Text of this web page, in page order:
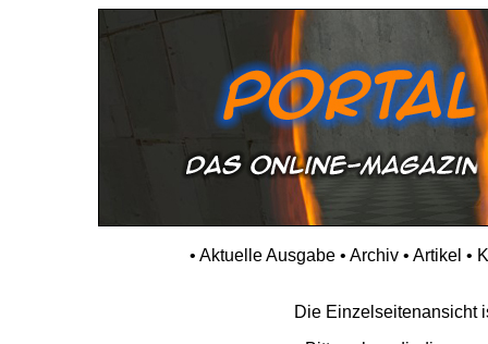
• Aktuelle Ausgabe• Archiv• Artikel •
Die Einzelseitenansicht